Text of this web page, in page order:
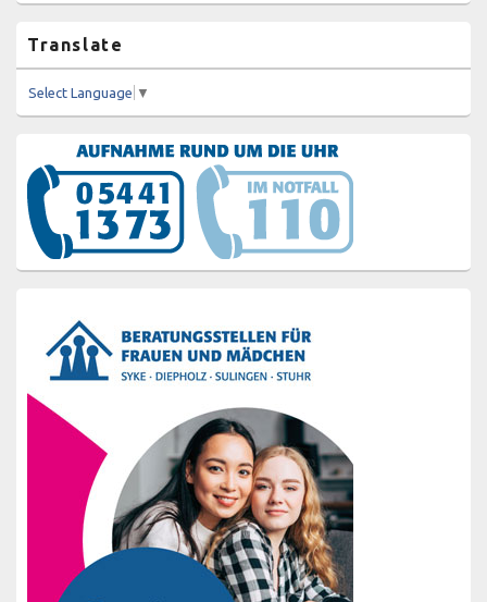
Translate
Select Language ▼